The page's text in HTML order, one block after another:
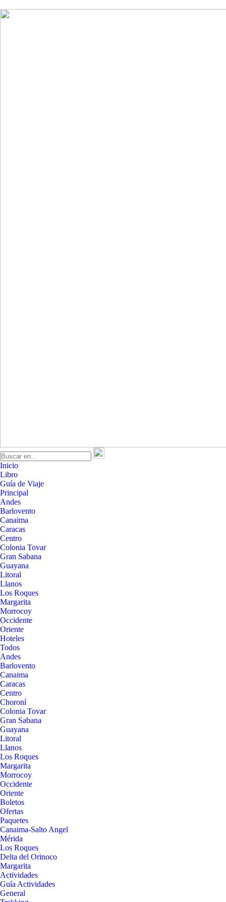
Inicio
Libro
Guía de Viaje
Principal
Andes
Barlovento
Canaima
Caracas
Centro
Colonia Tovar
Gran Sabana
Guayana
Litoral
Llanos
Los Roques
Margarita
Morrocoy
Occidente
Oriente
Hoteles
Todos
Andes
Barlovento
Canaima
Caracas
Centro
Choroní
Colonia Tovar
Gran Sabana
Guayana
Litoral
Llanos
Los Roques
Margarita
Morrocoy
Occidente
Oriente
Boletos
Ofertas
Paquetes
Canaima-Salto Angel
Mérida
Los Roques
Delta del Orinoco
Margarita
Actividades
Guía Actividades
General